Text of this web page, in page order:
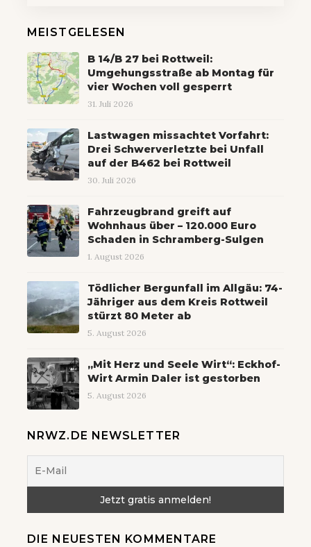
MEISTGELESEN
B 14/B 27 bei Rottweil:
Umgehungsstraße ab Montag für
vier Wochen voll gesperrt
31. Juli 2026
Lastwagen missachtet Vorfahrt:
Drei Schwerverletzte bei Unfall
auf der B462 bei Rottweil
30. Juli 2026
Fahrzeugbrand greift auf
Wohnhaus über – 120.000 Euro
Schaden in Schramberg-Sulgen
1. August 2026
Tödlicher Bergunfall im Allgäu: 74-
Jähriger aus dem Kreis Rottweil
stürzt 80 Meter ab
5. August 2026
„Mit Herz und Seele Wirt“: Eckhof-
Wirt Armin Daler ist gestorben
5. August 2026
NRWZ.DE NEWSLETTER
DIE NEUESTEN KOMMENTARE